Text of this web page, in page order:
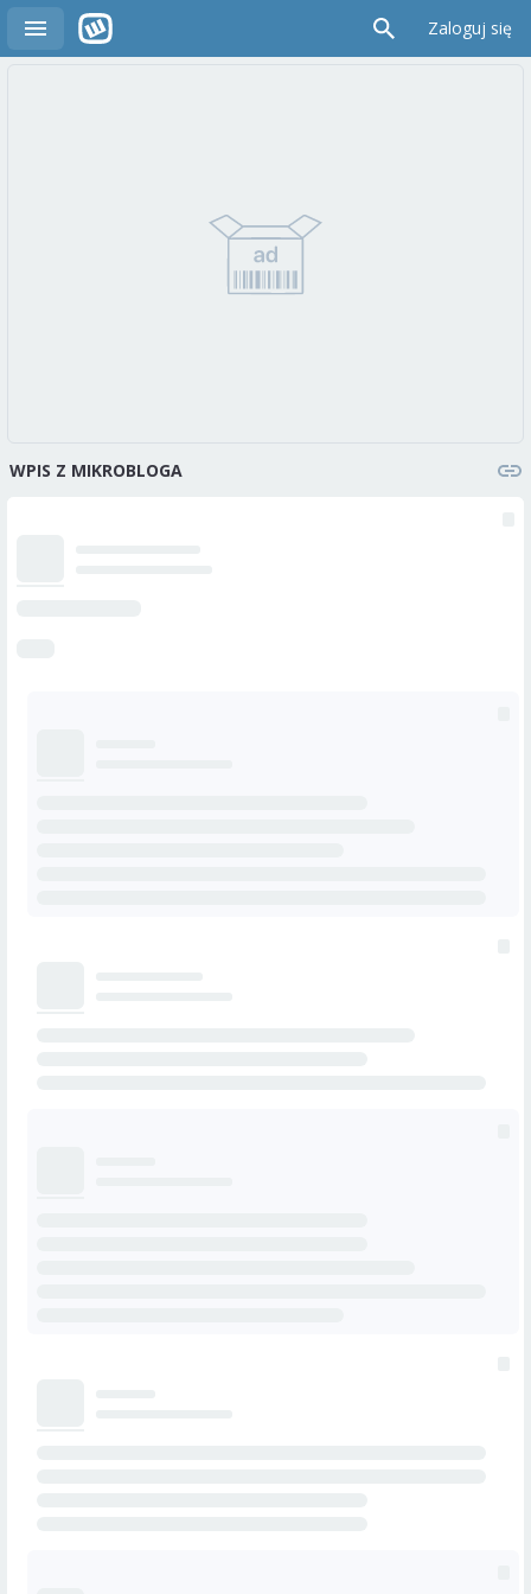
Zaloguj się
WPIS Z MIKROBLOGA